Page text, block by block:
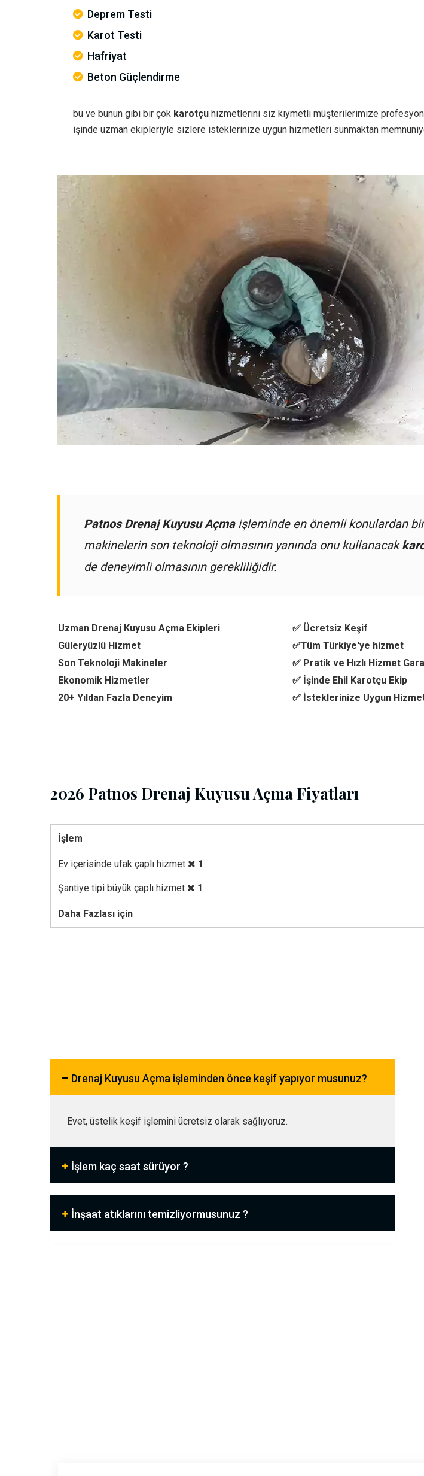
Deprem Testi
Karot Testi
Hafriyat
Beton Güçlendirme
bu ve bunun gibi bir çok karotçu hizmetlerini siz kıymetli müşterilerimize
işinde uzman ekipleriyle sizlere isteklerinize uygun hizmetleri sunmaktan
Patnos Drenaj Kuyusu Açmaişleminde en önemli konulardan
makinelerin son teknoloji olmasının yanında onu kullanacak
de deneyimli olmasının gerekliliğidir.
Uzman Drenaj Kuyusu Açma Ekipleri
✅ Ücretsiz Keşif
Güleryüzlü Hizmet
✅Tüm Türkiye'ye hizmet
Son Teknoloji Makineler
✅ Pratik ve Hızlı Hizmet
Ekonomik Hizmetler
✅ İşinde Ehil Karotçu Ekip
20+ Yıldan Fazla Deneyim
✅ İsteklerinize Uygun
2026 Patnos Drenaj Kuyusu Açma Fiyatları
İşlem
Ev içerisinde ufak çaplı hizmet 1
Şantiye tipi büyük çaplı hizmet 1
Daha Fazlası için
Drenaj Kuyusu Açma işleminden önce keşif yapıyor musunuz?
Evet, üstelik keşif işlemini ücretsiz olarak sağlıyoruz.
İşlem kaç saat sürüyor ?
İnşaat atıklarını temizliyormusunuz ?